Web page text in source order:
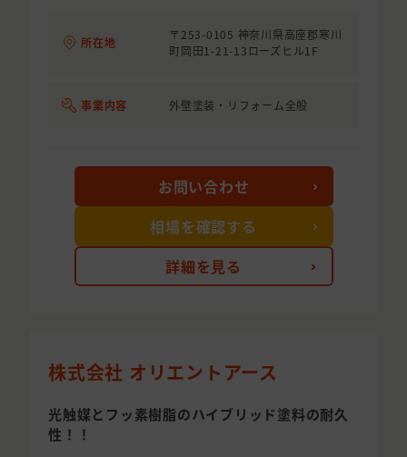
所在地
〒253-0105 神奈川県高座郡寒川
町岡田1-21-13ローズヒル1F
事業内容 外壁塗装・リフォーム全般
詳細を見る
お問い合わせ
相場を確認する
株式会社 オリエントアース
光触媒とフッ素樹脂のハイブリッド塗料の耐久
性！！